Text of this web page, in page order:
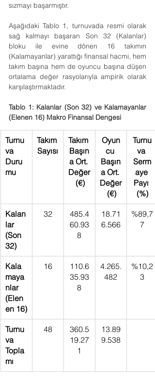
sızmayı başarmıştır.
Aşağıdaki Tablo 1, turnuvada resmi olarak
sağ kalmayı başaran Son 32 (Kalanlar)
bloku ile evine dönen 16 takımın
(Kalamayanlar) yarattığı finansal hacmi, hem
takım başına hem de oyuncu başına düşen
ortalama değer rasyolarıyla ampirik olarak
karşılaştırmaktadır.
Tablo 1: Kalanlar (Son 32) ve Kalamayanlar
(Elenen 16) Makro Finansal Dengesi
Turnu
va
Duru
mu
Takım
Sayısı
Takım
Başın
a Ort.
Değer
(€)
Oyun
cu
Başın
a Ort.
Değer
(€)
Turnu
va
Serm
aye
Payı
(%)
Kalan
lar
(Son
32)
32
485.4
60.93
8
18.71
6.566
%89,7
7
Kala
maya
nlar
(Elen
en 16)
16
110.6
35.93
8
4.265.
482
%10,2
3
Turnu
va
Topla
mı
48
360.5
19.27
1
13.89
9.538